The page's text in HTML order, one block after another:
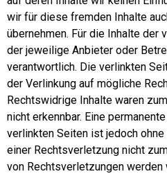
wir für diese fremden Inhalte
übernehmen. Für die Inhalte
der jeweilige Anbieter oder
verantwortlich. Die verlinkten
der Verlinkung auf mögliche
Rechtswidrige Inhalte waren
nicht erkennbar. Eine
verlinkten Seiten ist jedoch
einer Rechtsverletzung nicht
von Rechtsverletzungen